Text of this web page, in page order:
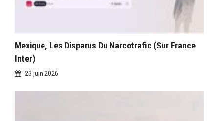
Mexique, Les Disparus Du Narcotrafic (sur France
Inter)
23 juin 2026